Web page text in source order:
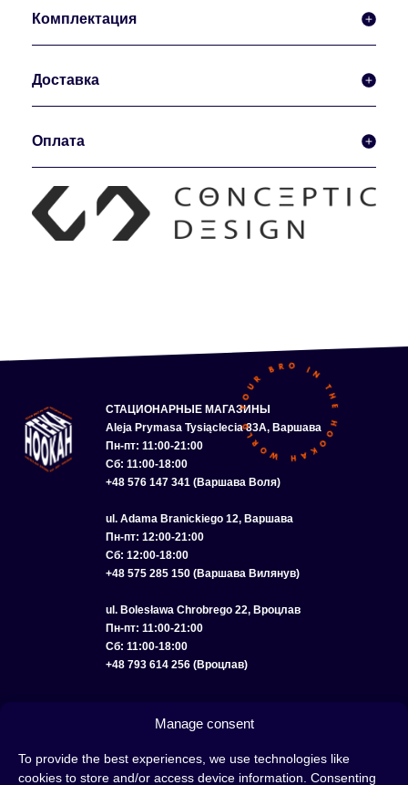
Manage consent
To provide the best experiences, we use technologies like
cookies to store and/or access device information. Consenting
Комплектация
Доставка
Оплата
СТАЦИОНАРНЫЕ МАГАЗИНЫ
Aleja Prymasa Tysiąclecia 83A, Варшава
Пн-пт: 11:00-21:00
Сб: 11:00-18:00
+48 576 147 341 (Варшава Воля)
ul. Adama Branickiego 12, Варшава
Пн-пт: 12:00-21:00
Сб: 12:00-18:00
+48 575 285 150 (Варшава Вилянув)
ul. Bolesława Chrobrego 22, Вроцлав
Пн-пт: 11:00-21:00
Сб: 11:00-18:00
+48 793 614 256 (Вроцлав)
УСЛОВИЯ ИСПОЛЬЗОВАНИЯ ПОЛИТИКА COOKIE